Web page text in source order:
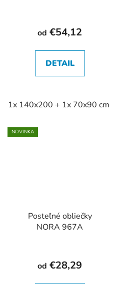
2x 140x200 + 2x 70x90 cm
od €54,12
DETAIL
1x 140x200 + 1x 70x90 cm
NOVINKA
Posteľné obliečky
NORA 967A
od €28,29